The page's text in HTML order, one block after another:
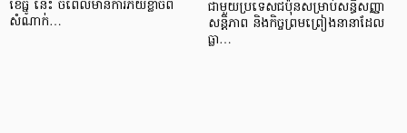
ខែធ្នូ នេះ ចំពេលមានការភ័យខ្លាចពី
សំណាក់…
ជាមួយប្រទេសជប៉ុនសម្រាប់សន្ធិសញ្ញា
សន្តិភាព និងកិច្ចព្រមព្រៀងនានាដែល
ធ្លា…